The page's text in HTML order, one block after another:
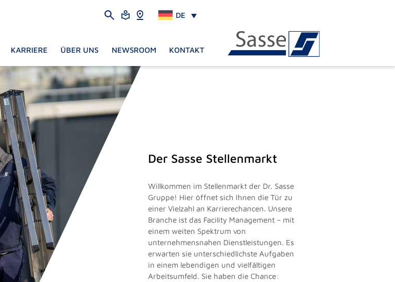
DE
KARRIERE ÜBER UNS NEWSROOM KONTAKT
Der Sasse Stellenmarkt
Willkommen im Stellenmarkt der Dr. Sasse
Gruppe! Hier öffnet sich Ihnen die Tür zu
einer Vielzahl an Karrierechancen. Unsere
Branche ist das Facility Management – mit
einem weiten Spektrum von
unternehmensnahen Dienstleistungen. Es
erwarten sie unterschiedlichste Aufgaben
in einem lebendigen und vielfältigen
Arbeitsumfeld. Sie haben die Chance: